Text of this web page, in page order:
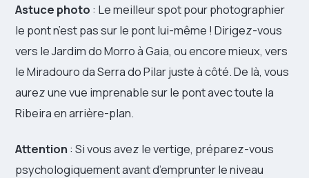
Astuce photo : Le meilleur spot pour photographier
le pont n’est pas sur le pont lui-même ! Dirigez-vous
vers le Jardim do Morro à Gaia, ou encore mieux, vers
le Miradouro da Serra do Pilar juste à côté. De là, vous
aurez une vue imprenable sur le pont avec toute la
Ribeira en arrière-plan.
Attention : Si vous avez le vertige, préparez-vous
psychologiquement avant d’emprunter le niveau